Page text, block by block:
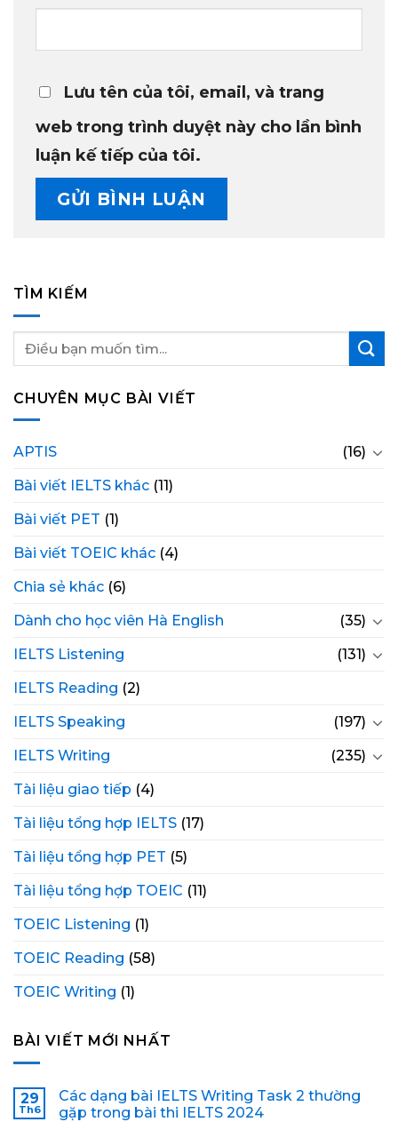
Lưu tên của tôi, email, và trang
web trong trình duyệt này cho lần bình
luận kế tiếp của tôi.
TÌM KIẾM
CHUYÊN MỤC BÀI VIẾT
APTIS
(16)
Bài viết IELTS khác (11)
Bài viết PET (1)
Bài viết TOEIC khác (4)
Chia sẻ khác (6)
Dành cho học viên Hà English
(35)
IELTS Listening
(131)
IELTS Reading (2)
IELTS Speaking
(197)
IELTS Writing
(235)
Tài liệu giao tiếp (4)
Tài liệu tổng hợp IELTS (17)
Tài liệu tổng hợp PET (5)
Tài liệu tổng hợp TOEIC (11)
TOEIC Listening (1)
TOEIC Reading (58)
TOEIC Writing (1)
BÀI VIẾT MỚI NHẤT
29
Th6
Các dạng bài IELTS Writing Task 2 thường
gặp trong bài thi IELTS 2024